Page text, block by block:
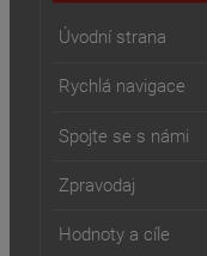
Úvodní strana
Rychlá navigace
Spojte se s námi
Zpravodaj
Hodnoty a cíle